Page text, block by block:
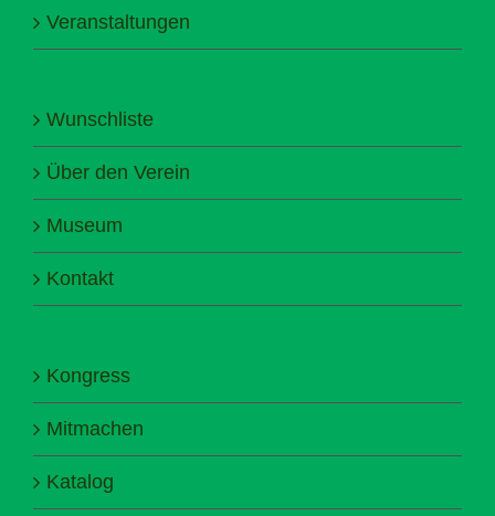
Veranstaltungen
Wunschliste
Über den Verein
Museum
Kontakt
Kongress
Mitmachen
Katalog